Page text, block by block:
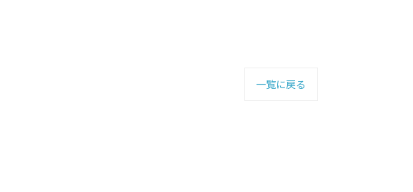
一覧に戻る